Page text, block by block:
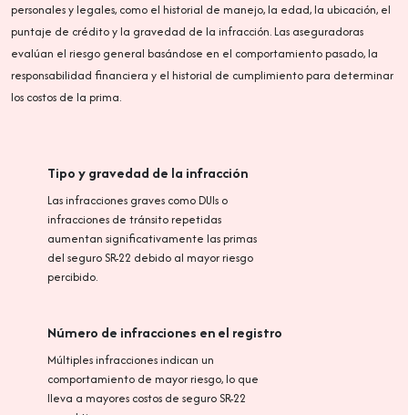
personales y legales, como el historial de manejo, la edad, la ubicación, el
puntaje de crédito y la gravedad de la infracción. Las aseguradoras
evalúan el riesgo general basándose en el comportamiento pasado, la
responsabilidad financiera y el historial de cumplimiento para determinar
los costos de la prima.
Tipo y gravedad de la infracción
Las infracciones graves como DUIs o
infracciones de tránsito repetidas
aumentan significativamente las primas
del seguro SR-22 debido al mayor riesgo
percibido.
Número de infracciones en el registro
Múltiples infracciones indican un
comportamiento de mayor riesgo, lo que
lleva a mayores costos de seguro SR-22